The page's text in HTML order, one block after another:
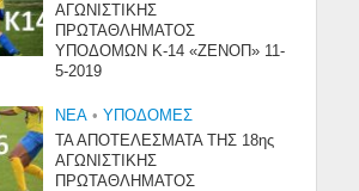
ΑΓΩΝΙΣΤΙΚΗΣ
ΠΡΩΤΑΘΛΗΜΑΤΟΣ
ΥΠΟΔΟΜΩΝ Κ-14 «ΖΕΝΟΠ» 11-
5-2019
NEA • ΥΠΟΔΟΜΈΣ
ΤΑ ΑΠΟΤΕΛΕΣΜΑΤΑ ΤΗΣ 18ης
ΑΓΩΝΙΣΤΙΚΗΣ
ΠΡΩΤΑΘΛΗΜΑΤΟΣ